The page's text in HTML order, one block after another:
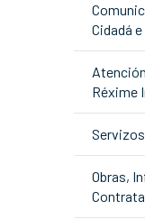
Cidadá
Réxime
Obras,